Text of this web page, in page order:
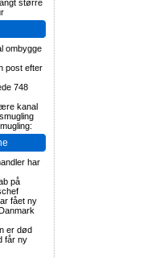
større
ombygge
post efter
748
kanal
har
på
fået ny
er død
får ny